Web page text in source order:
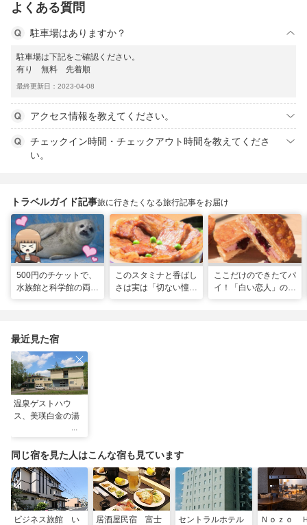
よくある質問
駐車場はありますか？
駐車場は下記をご確認ください。
有り 無料 先着順
最終更新日：2023-04-08
アクセス情報を教えてください。
チェックイン時間・チェックアウト時間を教えてくださ
い。
トラベルガイド記事旅に行きたくなる旅行記事をお届け
500円のチケットで、
水族館と科学館の両方
このスタミナと香ばし
さは実は「切ない憧
ここだけのできたてパ
イ！「白い恋人」の石
最近見た宿
温泉ゲストハウ
ス、美瑛白金の湯
同じ宿を見た人はこんな宿も見ています
ビジネス旅館 い
居酒屋民宿 富士
セントラルホテル
Ｎｏｚｏ